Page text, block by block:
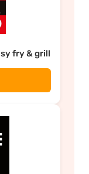
fry & grill